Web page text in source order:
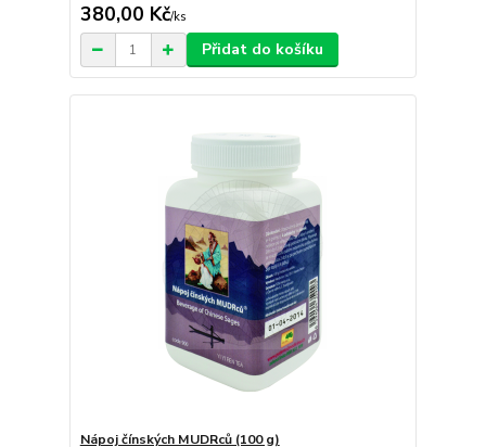
380,00 Kč/ks
Přidat do košíku
Nápoj čínských MUDRců (100 g)